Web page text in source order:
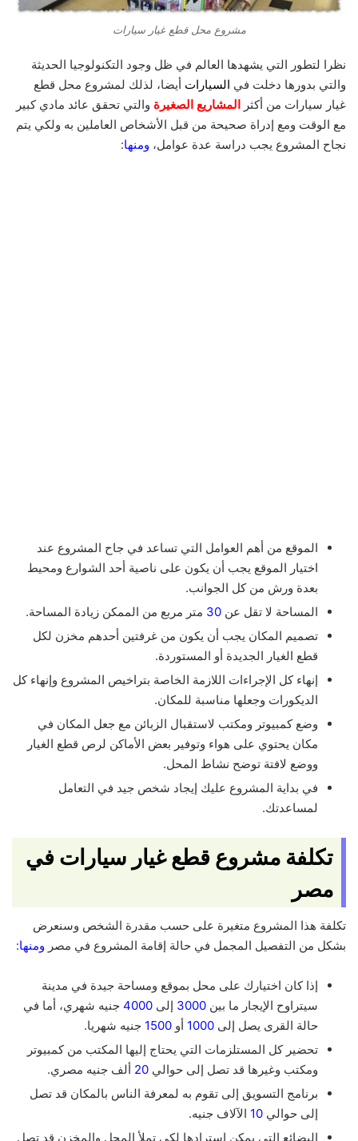
مشروع محل قطع غيار سيارات
نظرا لتطور التي يشهدها العالم في ظل وجود التكنولوجيا الحديثة
والتي بدورها دخلت في السيارات أيضا، لذلك لمشروع محل قطع
غيار سيارات من أكثر المشاريع الصغيرة والتي تحقق عائد مادي كبير
مع الوقت ومع إدراة صحيحة من قبل الأشخاص العاملين به ولكي يتم
نجاح المشروع يجب دراسة عدة عوامل، ومنها:
الموقع من أهم العوامل التي تساعد في جاح المشروع عند
اختيار الموقع يجب أن يكون على ناصية أحد الشوارع ومحيط
بعدة ورش من كل الجوانب.
المساحة لا تقل عن 30 متر مربع من الممكن زيادة المساحة.
تصميم المكان يجب أن يكون من غرفتين أحدهم مخزن لكل
قطع الغيار الجديدة أو المستوردة.
إنهاء كل الإجراءات اللازمة الخاصة بتراخيص المشروع وإنهاء كل
الديكورات وجعلها مناسبة للمكان.
وضع كمبيوتر ومكتب لاستقبال الزبائن مع جعل المكان في
مكان يحتوي على هواء وتوفير بعض الأماكن لرص قطع الغيار
ووضع لافتة توضح نشاط المحل.
في بداية المشروع عليك إيجاد شخص جيد في التعامل
لمساعدتك.
تكلفة مشروع قطع غيار سيارات في
مصر
تكلفة هذا المشروع متغيرة على حسب مقدرة الشخص وسنعرض
بشكل من التفصيل المجمل في حالة إقامة المشروع في مصر ومنها:
إذا كان اختيارك على محل بموقع ومساحة جيدة في مدينة
سيتراوح الإيجار ما بين 3000 إلى 4000 جنيه شهري، أما في
حالة القرى يصل إلى 1000 أو 1500 جنيه شهريا.
تحضير كل المستلزمات التي يحتاج إليها المكتب من كمبيوتر
ومكتب وغيرها قد تصل إلى حوالي 20 ألف جنيه مصري.
برنامج التسويق إلى تقوم به لمعرفة الناس بالمكان قد تصل
إلى حوالي 10 الآلاف جنيه.
البضائع التي يمكن استرادها لكي تملأ المحل والمخزن قد تصل